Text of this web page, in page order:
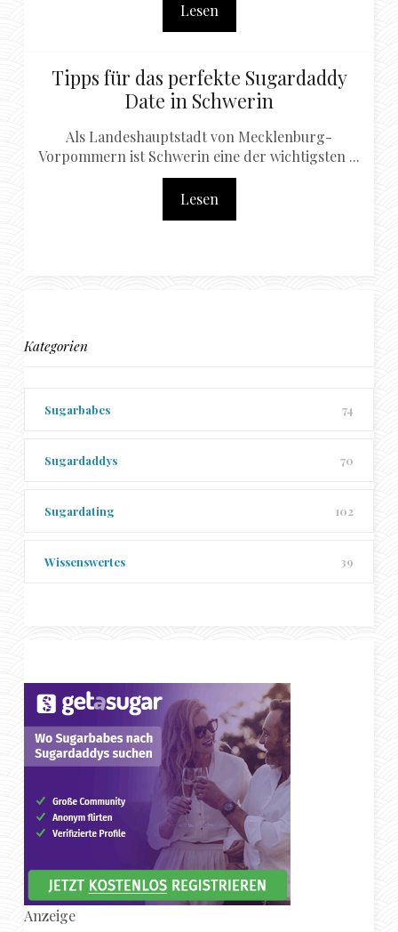
Lesen
Tipps für das perfekte Sugardaddy
Date in Schwerin
Als Landeshauptstadt von Mecklenburg-
Vorpommern ist Schwerin eine der wichtigsten ...
Lesen
Kategorien
Sugarbabes 74
Sugardaddys 70
Sugardating 102
Wissenswertes 39
Anzeige